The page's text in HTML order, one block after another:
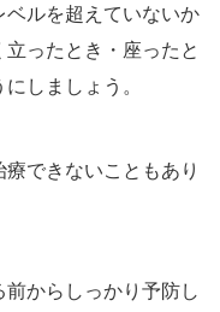
ルを超えていないか
ったとき・座ったと
しましょう。
できないこともあり
からしっかり予防し